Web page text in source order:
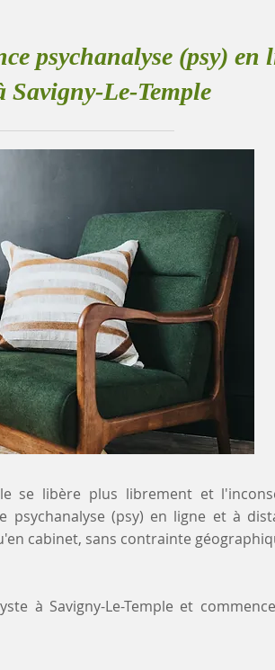
psychanalyse (psy) en
Savigny-Le-Temple
se libère plus librement et
psychanalyse (psy) en ligne et à
cabinet, sans contrainte
à Savigny-Le-Temple et